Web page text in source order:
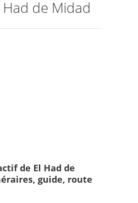
Had de Midad
de El Had de
guide, route